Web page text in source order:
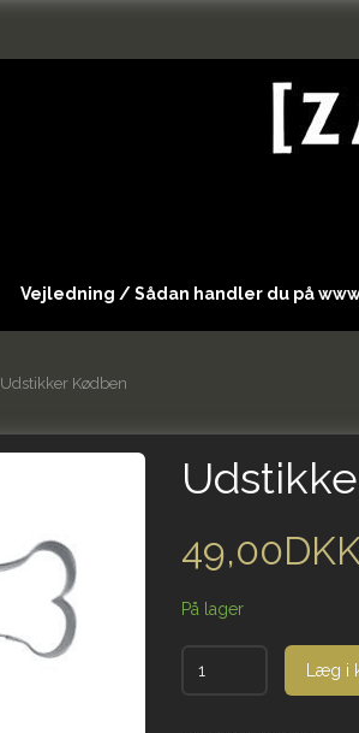
Vejledning / Sådan handler du på
Udstikker Kødben
På lager
Læg i